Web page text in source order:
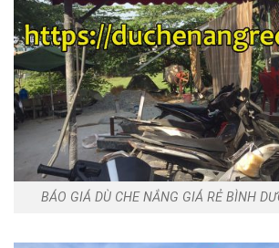
BÁO GIÁ DÙ CHE NẮNG GIÁ RẺ BÌNH